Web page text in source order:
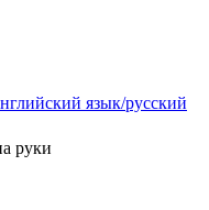
язык/русский
руки